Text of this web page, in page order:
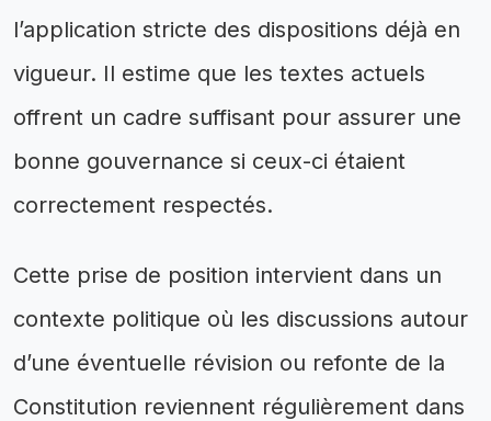
l’application stricte des dispositions déjà en
vigueur. Il estime que les textes actuels
offrent un cadre suffisant pour assurer une
bonne gouvernance si ceux-ci étaient
correctement respectés.
Cette prise de position intervient dans un
contexte politique où les discussions autour
d’une éventuelle révision ou refonte de la
Constitution reviennent régulièrement dans